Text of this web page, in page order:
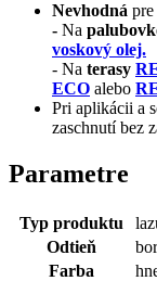
Nevhodná
- Na
voskový olej.
- Na terasy
ECO alebo
Pri aplikácii a
zaschnutí bez
Parametre
Typ produktu
Odtieň
Farba